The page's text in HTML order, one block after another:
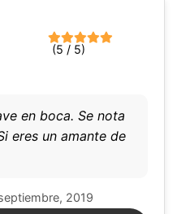
(5 / 5)
en boca. Se nota
eres un amante de
2019